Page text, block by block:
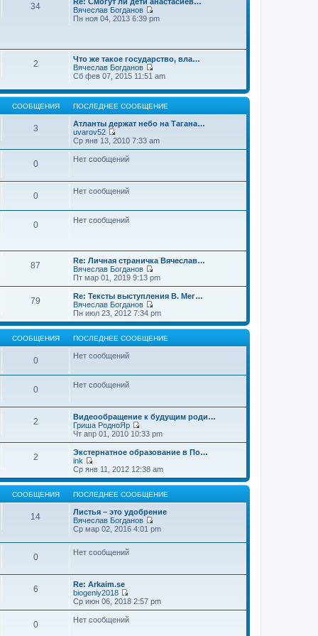
е
н
и
о
о
б
н
и
ю
с
л
е
м
у
с
о
б
щ
е
н
и
ю
и
п
д
е
м
у
с
о
о
щ
е
34
Вячеслав Богданов
П
й
т
к
о
с
л
д
е
м
е
Пн ноя 04, 2013 6:39 pm
2
Что же такое государство, вла…
Вячеслав Богданов
П
р
е
й
т
и
п
о
д
м
б
щ
н
и
ю
Сб фев 07, 2015 11:51 am
СООБЩЕНИЯ ПОСЛЕДНЕЕ СООБЩЕНИЕ
3
Атланты держат небо на Тагана…
uvarov52
П
е
р
е
т
и
с
д
н
е
м
о
о
б
щ
е
н
ю
Ср янв 13, 2010 7:33 am
0 Нет сообщений
0 Нет сообщений
0 Нет сообщений
87
Re: Личная страничка Вячеслав…
Вячеслав Богданов
П
е
р
е
й
т
и
к
е
м
у
о
о
б
е
н
ю
Пт мар 01, 2019 9:13 pm
79
Re: Тексты выступления В. Мег…
Вячеслав Богданов
П
е
р
е
й
л
е
д
н
е
у
о
о
б
щ
н
ю
Пн июл 23, 2012 7:34 pm
СООБЩЕНИЯ ПОСЛЕДНЕЕ СООБЩЕНИЕ
0 Нет сообщений
0 Нет сообщений
2
Видеообращение к будущим роди…
Гриша РодноЯр
П
е
р
е
й
т
и
к
о
с
л
е
д
у
о
б
Чт апр 01, 2010 10:33 pm
2
Экстернатное образование в По…
ink
П
е
р
е
й
т
и
к
п
о
с
д
н
е
м
у
с
Ср янв 11, 2012 12:38 am
СООБЩЕНИЯ ПОСЛЕДНЕЕ СООБЩЕНИЕ
14
Листья – это удобрение
Вячеслав Богданов
П
р
и
о
с
Ср мар 02, 2016 4:01 pm
0 Нет сообщений
6
Re: Arkaim.se
biogeniy2018
П
е
р
е
Ср июн 06, 2018 2:57 pm
0 Нет сообщений